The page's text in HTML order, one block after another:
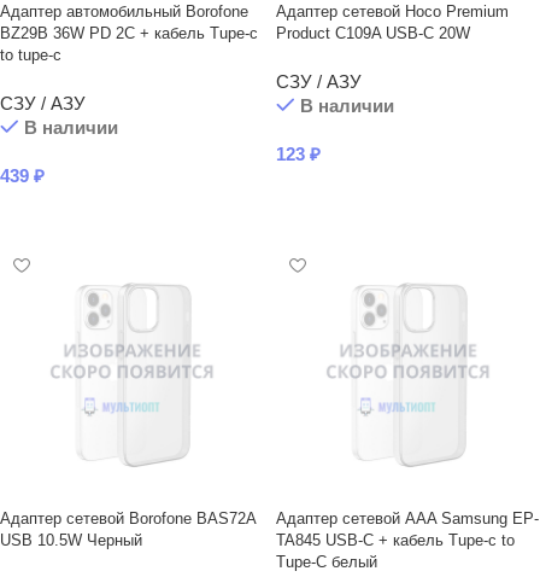
Адаптер автомобильный Borofone
BZ29B 36W PD 2C + кабель Tupe-c
to tupe-c
СЗУ / АЗУ
В наличии
439 ₽
Адаптер сетевой Hoco Premium
Product C109A USB-C 20W
СЗУ / АЗУ
В наличии
123 ₽
Адаптер сетевой Borofone BAS72A
USB 10.5W Черный
Адаптер сетевой AAA Samsung EP-
TA845 USB-C + кабель Tupe-c to
Tupe-C белый